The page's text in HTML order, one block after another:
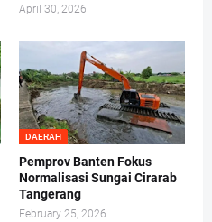
April 30, 2026
DAERAH
Pemprov Banten Fokus
Normalisasi Sungai Cirarab
Tangerang
February 25, 2026